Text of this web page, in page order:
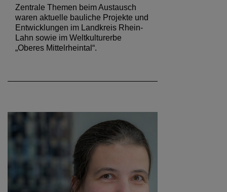
Zentrale Themen beim Austausch
waren aktuelle bauliche Projekte und
Entwicklungen im Landkreis Rhein-
Lahn sowie im Weltkulturerbe
„Oberes Mittelrheintal“.